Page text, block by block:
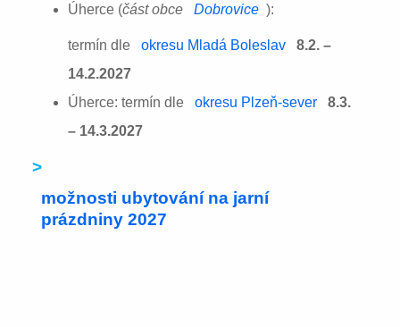
Úherce (část obce Dobrovice ):
termín dle okresu Mladá Boleslav
8.2. –
14.2.2027
Úherce: termín dle
okresu Plzeň-sever
8.3.
– 14.3.2027
>
možnosti ubytování na jarní
prázdniny 2027